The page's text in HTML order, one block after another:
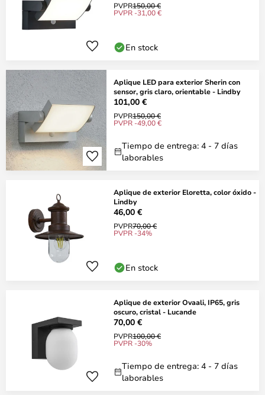
PVPR150,00 €
PVPR -31,00 €
En stock
Aplique LED para exterior Sherin con
sensor, gris claro, orientable - Lindby
101,00 €
PVPR150,00 €
PVPR -49,00 €
Tiempo de entrega: 4 - 7 días
laborables
Aplique de exterior Eloretta, color óxido -
Lindby
46,00 €
PVPR70,00 €
PVPR -34%
En stock
Aplique de exterior Ovaali, IP65, gris
oscuro, cristal - Lucande
70,00 €
PVPR100,00 €
PVPR -30%
Tiempo de entrega: 4 - 7 días
laborables